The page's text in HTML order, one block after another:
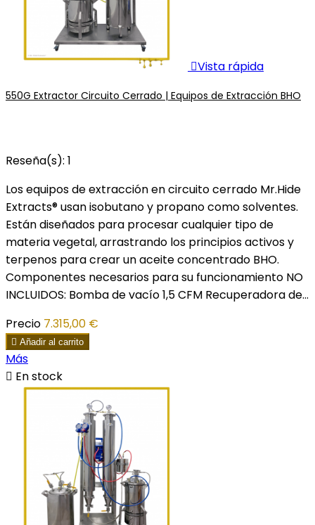
Vista rápida
550G Extractor Circuito Cerrado | Equipos de Extracción BHO
Reseña(s): 1
Los equipos de extracción en circuito cerrado Mr.Hide
Extracts® usan isobutano y propano como solventes.
Están diseñados para procesar cualquier tipo de
materia vegetal, arrastrando los principios activos y
terpenos para crear un aceite concentrado BHO.
Componentes necesarios para su funcionamiento NO
INCLUIDOS: Bomba de vacío 1,5 CFM Recuperadora de...
Precio 7.315,00 €
 Añadir al carrito
Más
 En stock